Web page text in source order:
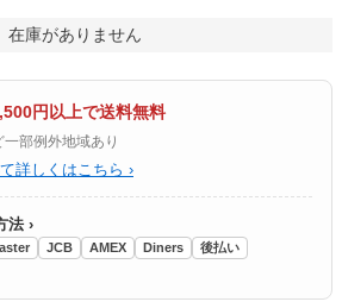
在庫がありません
円以上で送料無料
部例外地域あり
詳しくはこちら ›
法 ›
JCB AMEX Diners
後払い